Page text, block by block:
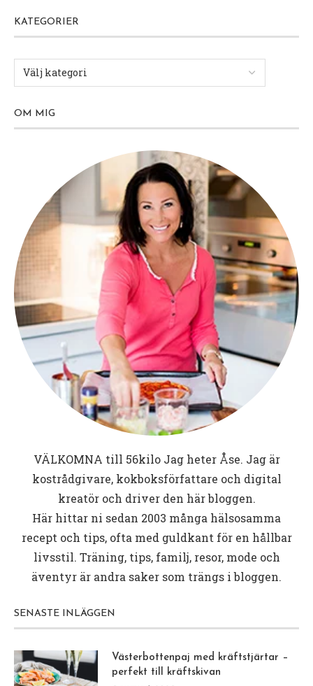
KATEGORIER
OM MIG
VÄLKOMNA till 56kiloJag heter Åse. Jag är
kostrådgivare, kokboksförfattare och digital
kreatör och driver den här bloggen.
Här hittar ni sedan 2003 många hälsosamma
recept och tips, ofta med guldkant för en hållbar
livsstil. Träning, tips, familj, resor, mode och
äventyr är andra saker som trängs i bloggen.
SENASTE INLÄGGEN
Västerbottenpaj med kräftstjärtar –
perfekt till kräftskivan